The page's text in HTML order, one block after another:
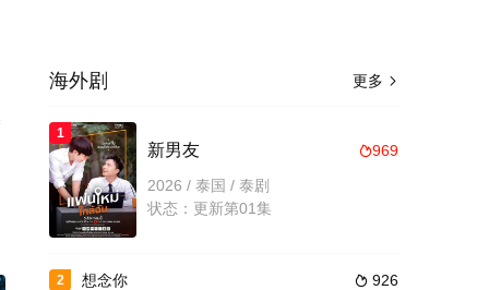
更多 
海外剧
1
969
新男友
2026 / 泰国 / 泰剧
状态：更新第01集
2  926
想念你